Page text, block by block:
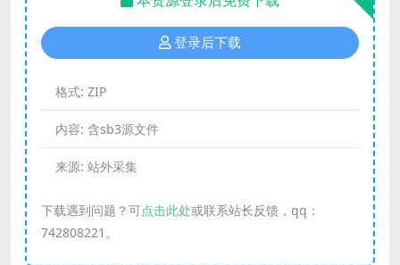
登录后下载
格式: ZIP
内容: 含sb3源文件
来源: 站外采集
下载遇到问题？可点击此处或联系站长反馈，qq：
742808221。